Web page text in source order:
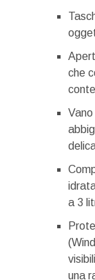
che
a 3
una